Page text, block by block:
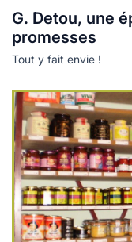
au naturel
végétariennes
locales
durables
naturel
de recyclage
témoignages
saison
responsables
douce
G. Detou, une
promesses
Tout y fait envie !